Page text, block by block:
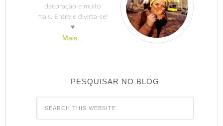
decoração e muito
mais. Entre e divirta-se!
♥
Mais...
PESQUISAR NO BLOG